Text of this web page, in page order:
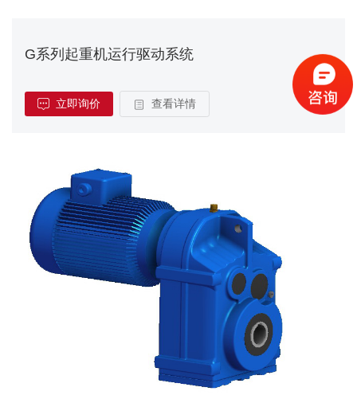
G系列起重机运行驱动系统
立即询价 查看详情